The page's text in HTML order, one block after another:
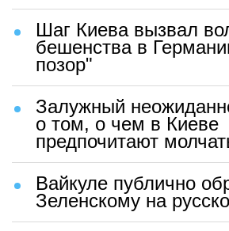
Шаг Киева вызвал
бешенства в
позор"
Залужный
о том, о чем в Киеве
предпочитают
Вайкуле публично
Зеленскому на